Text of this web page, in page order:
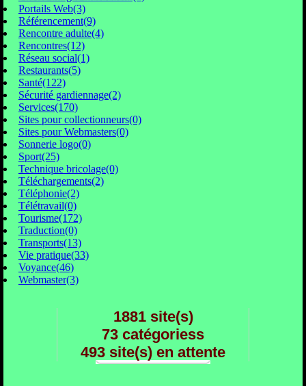
Portails Web(3)
Référencement(9)
Rencontre adulte(4)
Rencontres(12)
Réseau social(1)
Restaurants(5)
Santé(122)
Sécurité gardiennage(2)
Services(170)
Sites pour collectionneurs(0)
Sites pour Webmasters(0)
Sonnerie logo(0)
Sport(25)
Technique bricolage(0)
Téléchargements(2)
Téléphonie(2)
Télétravail(0)
Tourisme(172)
Traduction(0)
Transports(13)
Vie pratique(33)
Voyance(46)
Webmaster(3)
1881 site(s)
73 catégoriess
493 site(s) en attente